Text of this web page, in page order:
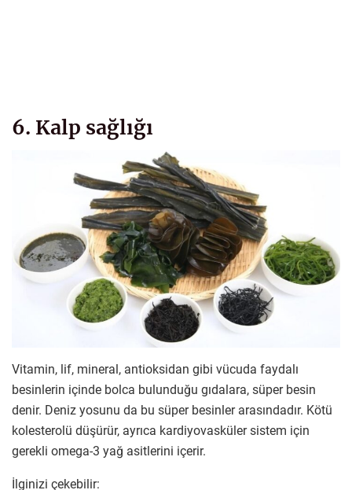
6. Kalp sağlığı
Vitamin, lif, mineral, antioksidan gibi vücuda faydalı
besinlerin içinde bolca bulunduğu gıdalara, süper besin
denir. Deniz yosunu da bu süper besinler arasındadır. Kötü
kolesterolü düşürür, ayrıca kardiyovasküler sistem için
gerekli omega-3 yağ asitlerini içerir.
İlginizi çekebilir: